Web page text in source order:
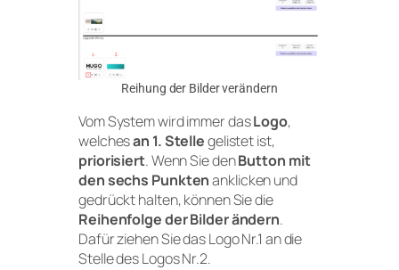
Reihung der Bilder verändern
Vom System wird immer dasLogo,
welchesan 1. Stellegelistet ist,
priorisiert. Wenn Sie denButton mit
den sechs Punktenanklicken und
gedrückt halten, können Sie die
Reihenfolge der Bilder ändern.
Dafür ziehen Sie das Logo Nr.1 an die
Stelle des Logos Nr.2.